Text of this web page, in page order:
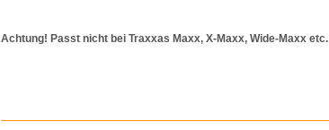
Achtung! Passt nicht bei Traxxas Maxx, X-Maxx, Wide-Maxx etc.